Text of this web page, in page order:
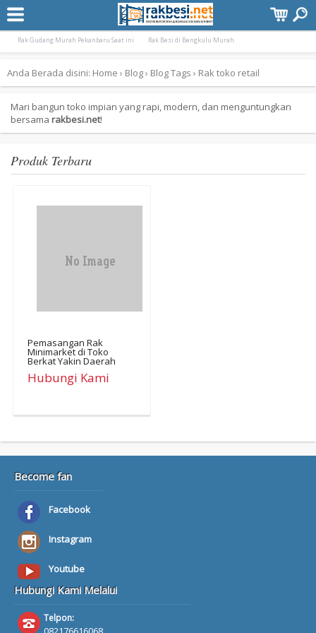
Terpopuler:
Rak Gudang Besi Pekanbaru Murah
Rak Minimarket Pangkal Pinang Bangka Bel
Rak Gudang Murah Pekanbaru Saat ini
Rak Besi di Bengkulu Murah
Anda Berada disini: Home › Blog› Blog Tags › Rak toko retail
Mari bangun toko impian yang rapi, modern, dan menguntungkan
bersama rakbesi.net!
Produk Terbaru
Pemasangan Rak
Minimarket di Toko
Berkat Yakin Daerah
Hubungi Kami
Become fan
Facebook
Instagram
Youtube
Hubungi Kami Melalui
Telpon: